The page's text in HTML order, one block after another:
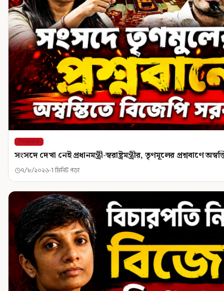
শিরোনাম
সংসদে দেখা নেই প্রধানমন্ত্রী-স্বরাষ্ট্রমন্ত্রীর, তৃণমূলের প্রশ্নবাণে
৭/৮/২০২৬ 1 মিনিট পড়া